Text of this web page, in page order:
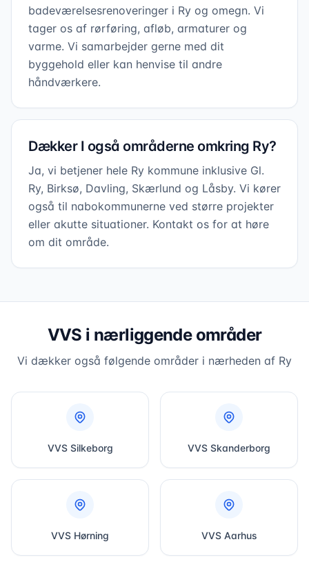
badeværelsesrenoveringer i Ry og omegn. Vi
tager os af rørføring, afløb, armaturer og
varme. Vi samarbejder gerne med dit
byggehold eller kan henvise til andre
håndværkere.
Dækker I også områderne omkring Ry?
Ja, vi betjener hele Ry kommune inklusive Gl.
Ry, Birksø, Davling, Skærlund og Låsby. Vi kører
også til nabokommunerne ved større projekter
eller akutte situationer. Kontakt os for at høre
om dit område.
VVS i nærliggende områder
Vi dækker også følgende områder i nærheden af Ry
VVS Silkeborg VVS Skanderborg
VVS Hørning VVS Aarhus